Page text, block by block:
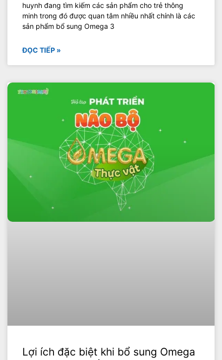
huynh đang tìm kiếm các sản phẩm cho trẻ thông
minh trong đó được quan tâm nhiều nhất chính là các
sản phẩm bổ sung Omega 3
ĐỌC TIẾP »
Lợi ích đặc biệt khi bổ sung Omega